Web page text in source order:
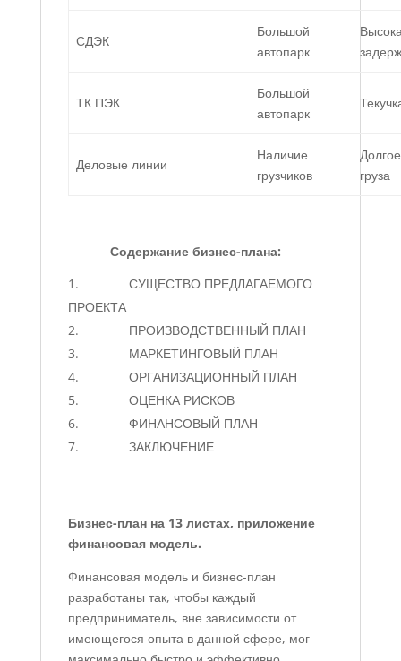
СДЭК
Большой
автопарк
ТК ПЭК
Большой
автопарк
Деловые линии
Наличие
грузчиков
груза
Содержание бизнес-плана:
СУЩЕСТВО ПРЕДЛАГАЕМОГО
ПРОЕКТА
ПРОИЗВОДСТВЕННЫЙ ПЛАН
МАРКЕТИНГОВЫЙ ПЛАН
ОРГАНИЗАЦИОННЫЙ ПЛАН
ОЦЕНКА РИСКОВ
ФИНАНСОВЫЙ ПЛАН
ЗАКЛЮЧЕНИЕ
Бизнес-план на 13 листах, приложение
финансовая модель.
Финансовая модель и бизнес-план
разработаны так, чтобы каждый
предприниматель, вне зависимости от
имеющегося опыта в данной сфере, мог